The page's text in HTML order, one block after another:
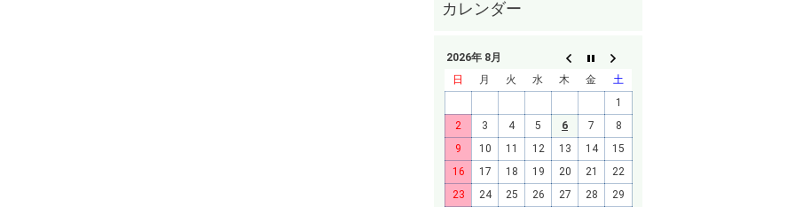
2026年 8月
日
月 火 水 木 金
土
1
2
3 4 5 6 7
8
9
10 11 12 13 14
15
16
17 18 19 20 21
22
23
24 25 26 27 28 29